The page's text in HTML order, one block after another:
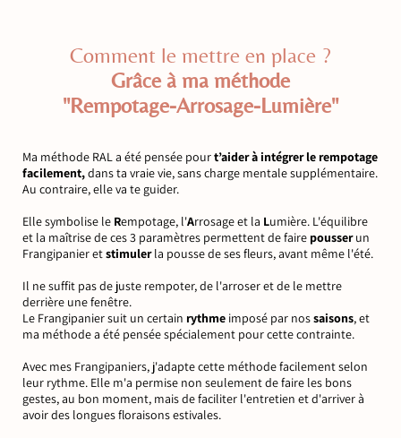
Comment le mettre en place ?
Grâce à ma méthode
"Rempotage-Arrosage-Lumière"
Ma méthode RAL a été pensée pourt’aider à intégrer le rempotage
facilement,dans ta vraie vie, sans charge mentale supplémentaire.
Au contraire, elle va te guider.
Elle symbolise le Rempotage, l'Arrosage et la Lumière. L'équilibre
et la maîtrise de ces 3 paramètres permettent de faire pousserun
Frangipanier etstimulerla pousse de ses fleurs, avant même l'été.
Il ne suffit pas de juste rempoter, de l'arroser et de le mettre
derrière une fenêtre.
Le Frangipanier suit un certain rythme imposé par nossaisons, et
ma méthode a été pensée spécialement pour cette contrainte.
Avec mes Frangipaniers, j'adapte cette méthode facilement selon
leur rythme. Elle m'a permise non seulement de faire les bons
gestes, au bon moment, mais de faciliter l'entretien et d'arriver à
avoir des longues floraisons estivales.